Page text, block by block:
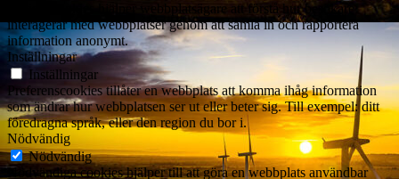
Statistikcookies hjälper webbplatsägare att förstå hur besökare
interagerar med webbplatser genom att samla in och rapportera
information anonymt.
Inställningar
Inställningar
Preferenscookies tillåter en webbplats att komma ihåg information
som ändrar hur webbplatsen ser ut eller beter sig. Till exempel: ditt
föredragna språk, eller den region du bor i.
Nödvändig
Nödvändig
Nödvändiga cookies hjälper till att göra en webbplats användbar